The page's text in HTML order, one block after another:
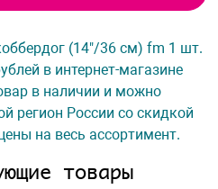
(14"/36 см) fm 1 шт.
в интернет-магазине
в наличии и можно
регион России со скидкой
на весь ассортимент.
товары